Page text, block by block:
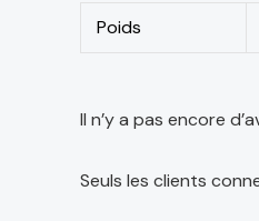
Poids
Il n’y a pas encore
Seuls les clients